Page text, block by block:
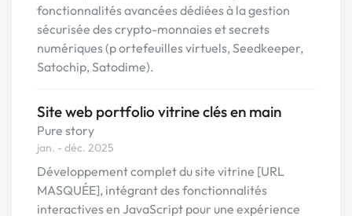
fonctionnalités avancées dédiées à la gestion
sécurisée des crypto-monnaies et secrets
numériques (p ortefeuilles virtuels, Seedkeeper,
Satochip, Satodime).
Site web portfolio vitrine clés en main
Pure story
jan. - déc. 2025
Développement complet du site vitrine [URL
MASQUÉE], intégrant des fonctionnalités
interactives en JavaScript pour une expérience